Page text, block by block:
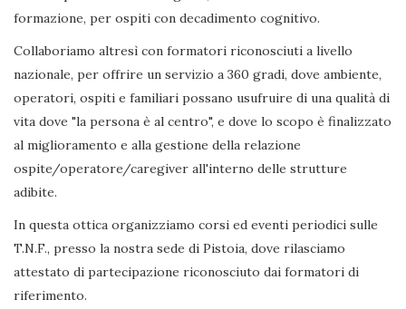
formazione, per ospiti con decadimento cognitivo.
Collaboriamo altresì con formatori riconosciuti a livello
nazionale, per offrire un servizio a 360 gradi, dove ambiente,
operatori, ospiti e familiari possano usufruire di una qualità di
vita dove "la persona è al centro", e dove lo scopo è finalizzato
al miglioramento e alla gestione della relazione
ospite/operatore/caregiver all'interno delle strutture
adibite.
In questa ottica organizziamo corsi ed eventi periodici sulle
T.N.F., presso la nostra sede di Pistoia, dove rilasciamo
attestato di partecipazione riconosciuto dai formatori di
riferimento.